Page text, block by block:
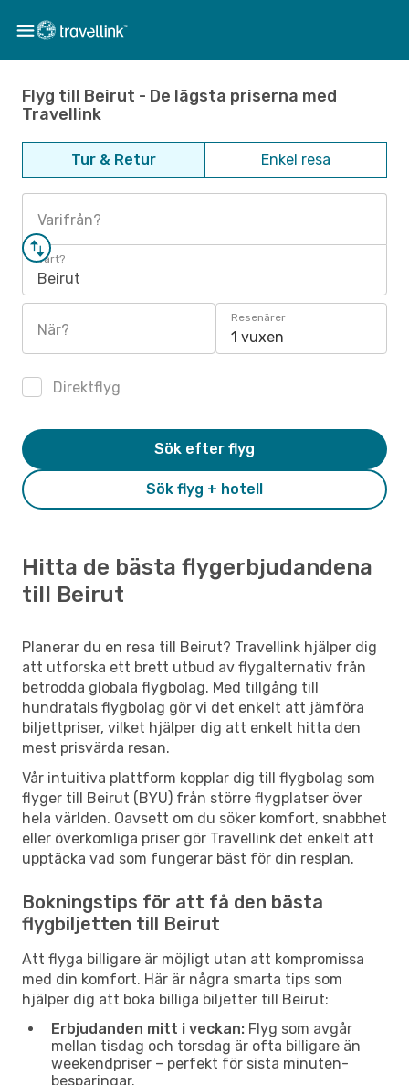
Flyg till Beirut - De lägsta priserna med
Travellink
Tur & Retur Enkel resa
Varifrån?
Vart?
Beirut
När?
Resenärer
1 vuxen
Direktflyg
Sök flyg + hotell
Sök efter flyg
Hitta de bästa flygerbjudandena
till Beirut
Planerar du en resa till Beirut? Travellink hjälper dig
att utforska ett brett utbud av flygalternativ från
betrodda globala flygbolag. Med tillgång till
hundratals flygbolag gör vi det enkelt att jämföra
biljettpriser, vilket hjälper dig att enkelt hitta den
mest prisvärda resan.
Vår intuitiva plattform kopplar dig till flygbolag som
flyger till Beirut (BYU) från större flygplatser över
hela världen. Oavsett om du söker komfort, snabbhet
eller överkomliga priser gör Travellink det enkelt att
upptäcka vad som fungerar bäst för din resplan.
Bokningstips för att få den bästa
flygbiljetten till Beirut
Att flyga billigare är möjligt utan att kompromissa
med din komfort. Här är några smarta tips som
hjälper dig att boka billiga biljetter till Beirut:
Erbjudanden mitt i veckan: Flyg som avgår
mellan tisdag och torsdag är ofta billigare än
weekendpriser – perfekt för sista minuten-
besparingar.